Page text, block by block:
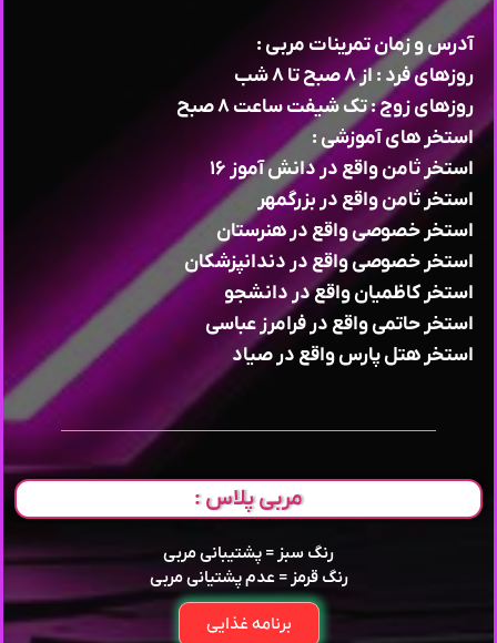
آدرس و زمان تمرینات مربی :
روزهای فرد : از ۸ صبح تا ۸ شب
روزهای زوج : تک شیفت ساعت ۸ صبح
استخر های آموزشی :
استخر ثامن واقع در دانش آموز ۱۶
استخر ثامن واقع در بزرگمهر
استخر خصوصی واقع در هنرستان
استخر خصوصی واقع در دندانپزشکان
استخر کاظمیان واقع در دانشجو
استخر حاتمی واقع در فرامرز عباسی
استخر هتل پارس واقع در صیاد
مربی پلاس :
رنگ سبز = پشتیبانی مربی
رنگ قرمز = عدم پشتیانی مربی
برنامه غذایی